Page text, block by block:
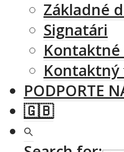
Základné
Signatári
PODPORTE
🇬🇧